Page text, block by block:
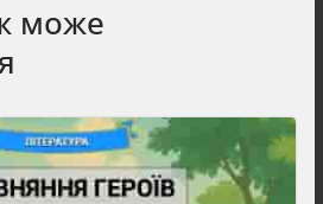
може